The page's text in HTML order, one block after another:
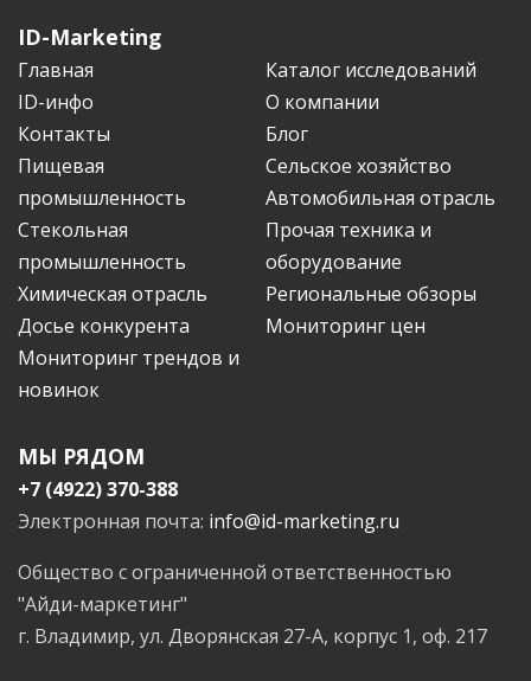
ID-Marketing
Главная
Каталог исследований
ID-инфо
О компании
Контакты
Блог
Пищевая
промышленность
Сельское хозяйство
Автомобильная отрасль
Стекольная
промышленность
Прочая техника и
оборудование
Химическая отрасль
Региональные обзоры
Досье конкурента
Мониторинг цен
Мониторинг трендов и
новинок
МЫ РЯДОМ
+7 (4922) 370-388
Электронная почта: info@id-marketing.ru
Общество с ограниченной ответственностью
"Айди-маркетинг"
г. Владимир, ул. Дворянская 27-А, корпус 1, оф. 217